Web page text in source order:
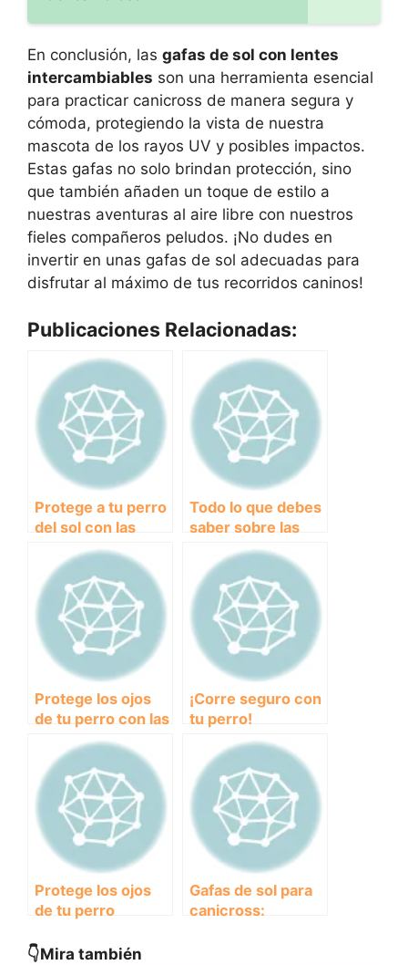
En conclusión, las gafas de sol con lentes
intercambiables son una herramienta esencial
para practicar canicross de manera segura y
cómoda, protegiendo la vista de nuestra
mascota de los rayos UV y posibles impactos.
Estas gafas no solo brindan protección, sino
que también añaden un toque de estilo a
nuestras aventuras al aire libre con nuestros
fieles compañeros peludos. ¡No dudes en
invertir en unas gafas de sol adecuadas para
disfrutar al máximo de tus recorridos caninos!
Publicaciones Relacionadas:
Protege a tu perro
del sol con las
mejores gafas de
sol para canicross
Todo lo que debes
saber sobre las
gafas protectoras
para practicar
canicross
Protege los ojos
de tu perro con las
mejores gafas de
sol deportivas
para canicross
¡Corre seguro con
tu perro!
Descubre cómo
elegir las mejores
gafas polarizadas
para canicross
Protege los ojos
de tu perro
canicross con
Gafas de sol para
canicross:
👇Mira también